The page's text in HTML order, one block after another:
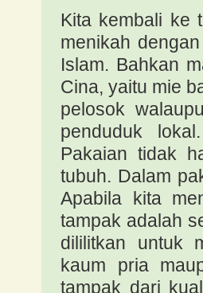
Kita kembali ke
menikah
Islam. Bahkan
Cina, yaitu mie
pelosok
penduduk
Pakaian tidak
tubuh. Dalam
Apabila kita
tampak adalah
dililitkan untuk
kaum pria
tampak dari